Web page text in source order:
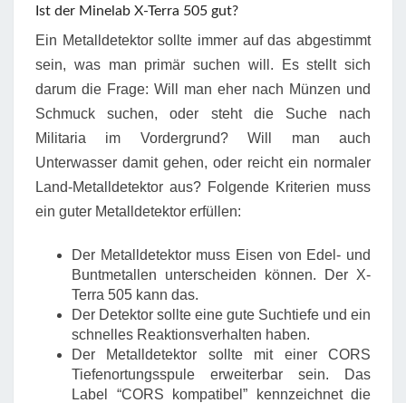
Ist der Minelab X-Terra 505 gut?
Ein Metalldetektor sollte immer auf das abgestimmt
sein, was man primär suchen will. Es stellt sich
darum die Frage: Will man eher nach Münzen und
Schmuck suchen, oder steht die Suche nach
Militaria im Vordergrund? Will man auch
Unterwasser damit gehen, oder reicht ein normaler
Land-Metalldetektor aus? Folgende Kriterien muss
ein guter Metalldetektor erfüllen:
Der Metalldetektor muss Eisen von Edel- und
Buntmetallen unterscheiden können. Der X-
Terra 505 kann das.
Der Detektor sollte eine gute Suchtiefe und ein
schnelles Reaktionsverhalten haben.
Der Metalldetektor sollte mit einer CORS
Tiefenortungsspule erweiterbar sein. Das
Label “CORS kompatibel” kennzeichnet die